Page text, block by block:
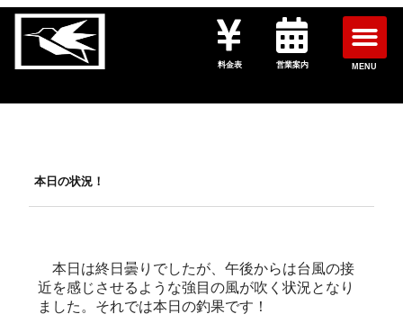
料金表 営業案内 MENU
本日の状況！
本日は終日曇りでしたが、午後からは台風の接
近を感じさせるような強目の風が吹く状況となり
ました。それでは本日の釣果です！